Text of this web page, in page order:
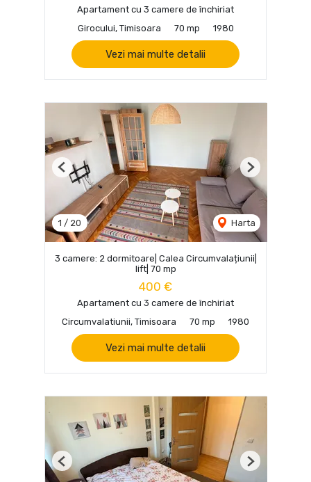
Apartament cu 3 camere de închiriat
Girocului, Timisoara
70 mp 1980
Vezi mai multe detalii
1 / 20 Harta
Previous Next
3 camere: 2 dormitoare| Calea Circumvalațiunii|
lift| 70 mp
400 €
Apartament cu 3 camere de închiriat
Circumvalatiunii, Timisoara
70 mp 1980
Vezi mai multe detalii
Previous Next